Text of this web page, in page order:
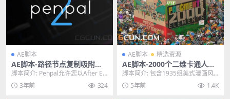
AE脚本
AE脚本-路径节点复制吸附打
断编辑助手 Penpal v2.0.0中
文版
脚本简介: Penpal允许您以After Eff
ects不具备的方式编辑路径，...
3年前 324
AE脚本 精选资源
AE脚本-2000个二维卡通人物
场景MG动画预设包
脚本简介: 包含1935组美式漫画风
格卡通手绘MG动画元素，比如动
物、背景、场景...
5年前 1.4K